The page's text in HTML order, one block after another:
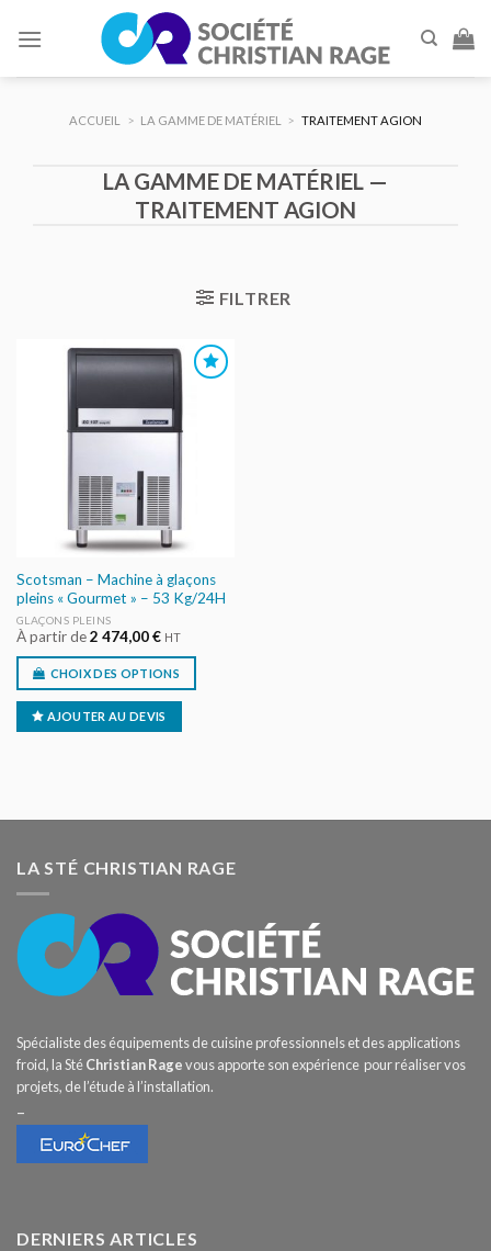
ACCUEIL > LA GAMME DE MATÉRIEL > TRAITEMENT AGION
LA GAMME DE MATÉRIEL —
TRAITEMENT AGION
FILTRER
AU DEVIS
Scotsman – Machine à glaçons
pleins « Gourmet » – 53 Kg/24H
GLAÇONS PLEINS
À partir de2 474,00€ HT
CHOIX DES OPTIONS
AJOUTER AU DEVIS
LA STÉ CHRISTIAN RAGE
Spécialiste des équipements de cuisine professionnels et des applications
froid, la StéChristian Ragevous apporte son expérience pour réaliser vos
projets, de l’étude à l’installation.
–
DERNIERS ARTICLES